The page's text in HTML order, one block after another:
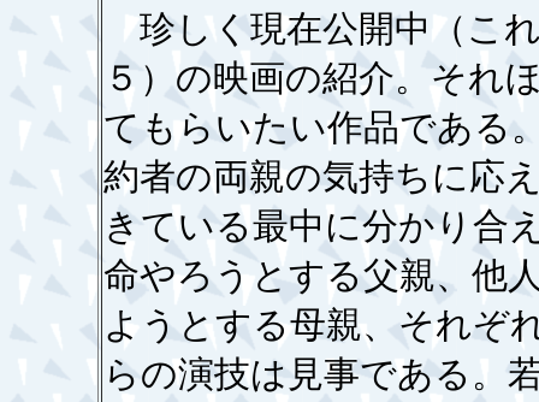
珍しく現在公開中（こ
５）の映画の紹介。それ
てもらいたい作品である
約者の両親の気持ちに応
きている最中に分かり合
命やろうとする父親、他
ようとする母親、それぞ
らの演技は見事である。